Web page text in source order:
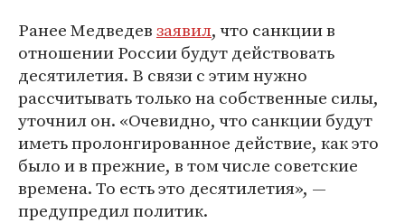
Ранее Медведевзаявил, что санкции в
отношении России будут действовать
десятилетия. В связи с этим нужно
рассчитывать только на собственные силы,
уточнил он. «Очевидно, что санкции будут
иметь пролонгированное действие, как это
было и в прежние, в том числе советские
времена. То есть это десятилетия», —
предупредил политик.